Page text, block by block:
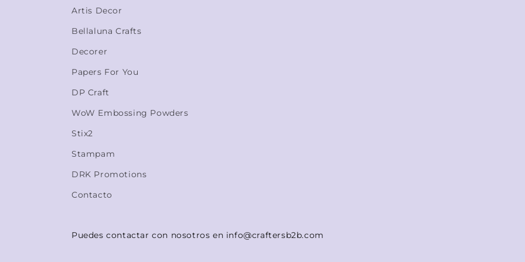
Artis Decor
Bellaluna Crafts
Decorer
Papers For You
DP Craft
WoW Embossing Powders
Stix2
Stampam
DRK Promotions
Contacto
Puedes contactar con nosotros en info@craftersb2b.com